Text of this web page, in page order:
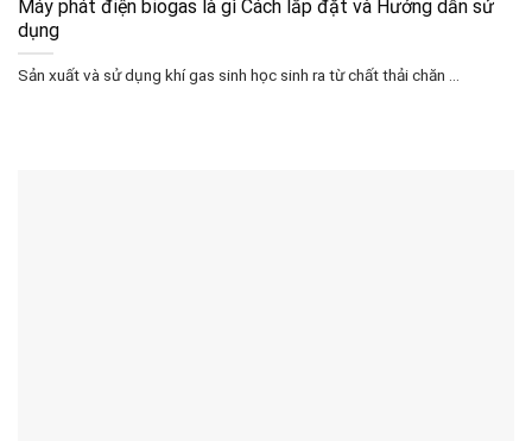
Máy phát điện biogas là gì Cách lắp đặt và Hướng dẫn sử
dụng
Sản xuất và sử dụng khí gas sinh học sinh ra từ chất thải chăn ...